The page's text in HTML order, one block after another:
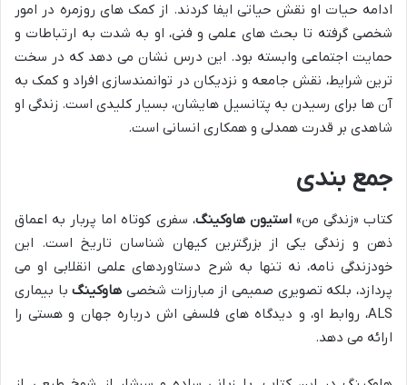
ادامه حیات او نقش حیاتی ایفا کردند. از کمک های روزمره در امور
شخصی گرفته تا بحث های علمی و فنی، او به شدت به ارتباطات و
حمایت اجتماعی وابسته بود. این درس نشان می دهد که در سخت
ترین شرایط، نقش جامعه و نزدیکان در توانمندسازی افراد و کمک به
آن ها برای رسیدن به پتانسیل هایشان، بسیار کلیدی است. زندگی او
شاهدی بر قدرت همدلی و همکاری انسانی است.
جمع بندی
کتاب «زندگی من»استیون هاوکینگ، سفری کوتاه اما پربار به اعماق
ذهن و زندگی یکی از بزرگترین کیهان شناسان تاریخ است. این
خودزندگی نامه، نه تنها به شرح دستاوردهای علمی انقلابی او می
پردازد، بلکه تصویری صمیمی از مبارزات شخصی هاوکینگبا بیماری
ALS، روابط او، و دیدگاه های فلسفی اش درباره جهان و هستی را
ارائه می دهد.